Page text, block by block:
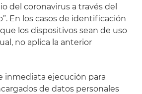
del coronavirus a través del
En los casos de identificación
los dispositivos sean de uso
no aplica la anterior
inmediata ejecución para
de datos personales